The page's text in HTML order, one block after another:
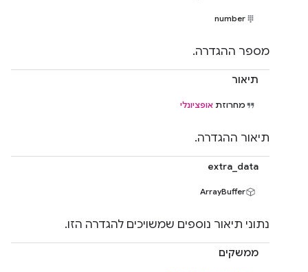
number
מספר ההגדרה.
תיאור
מחרוזת אופציונלי
תיאור ההגדרה.
extra_data
ArrayBuffer
נתוני תיאור נוספים שמשויכים להגדרה הזו.
ממשקים